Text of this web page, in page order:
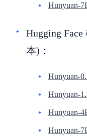
Hunyuan-
Hugging
本)：
Hunyuan-
Hunyuan-
Hunyuan-
Hunyuan-